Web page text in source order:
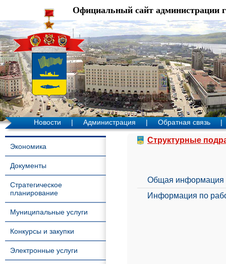
Официальный сайт администрации
Новости | Администрация | Обратная связь |
Экономика
Документы
Стратегическое
планирование
Муниципальные услуги
Конкурсы и закупки
Электронные услуги
Структурные
Общая информация
Информация по